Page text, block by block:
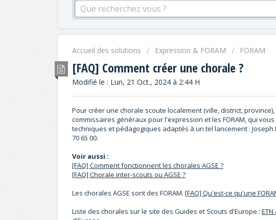
Accueil des solutions Expression & FORAM FORAM
[FAQ] Comment créer une chorale ?
Modifié le : Lun, 21 Oct., 2024 à 2:44 H
Pour créer une chorale scoute localement (ville, district,
commissaires généraux pour l'expression et les FORAM, qui
techniques et pédagogiques adaptés à un tel lancement : Joseph
70 65 00.
Voir aussi :
[FAQ] Comment fonctionnent les chorales AGSE ?
[FAQ] Chorale inter-scouts ou AGSE ?
Les chorales AGSE sont des FORAM. [FAQ] Qu'est-ce qu'une
Liste des chorales sur le site des Guides et Scouts d'Europe :